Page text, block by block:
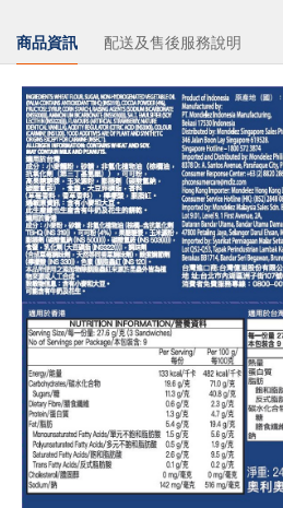
商品資訊 配送及售後服務說明